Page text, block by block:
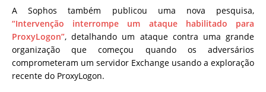
A Sophos também publicou uma nova pesquisa,
“Intervenção interrompe um ataque habilitado para
ProxyLogon”, detalhando um ataque contra uma grande
organização que começou quando os adversários
comprometeram um servidor Exchange usando a exploração
recente do ProxyLogon.